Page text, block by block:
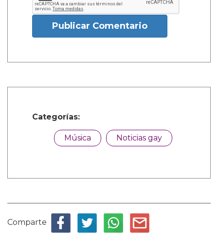
Publicar Comentario
Categorías:
Música Noticias gay
Comparte